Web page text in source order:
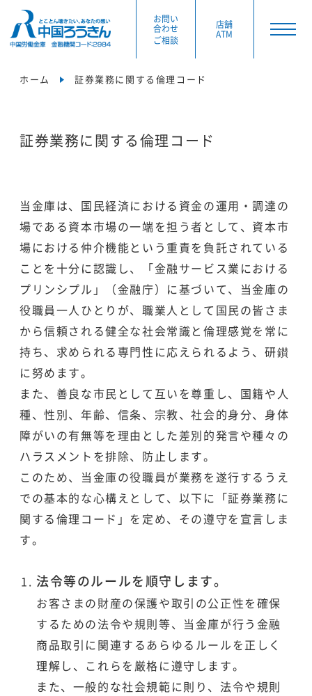
お問い
合わせ
ご相談
店舗
ATM
ホーム 証券業務に関する倫理コード
証券業務に関する倫理コード
当金庫は、国民経済における資金の運用・調達の
場である資本市場の一端を担う者として、資本市
場における仲介機能という重責を負託されている
ことを十分に認識し、「金融サービス業における
プリンシプル」（金融庁）に基づいて、当金庫の
役職員一人ひとりが、職業人として国民の皆さま
から信頼される健全な社会常識と倫理感覚を常に
持ち、求められる専門性に応えられるよう、研鑚
に努めます。
また、善良な市民として互いを尊重し、国籍や人
種、性別、年齢、信条、宗教、社会的身分、身体
障がいの有無等を理由とした差別的発言や種々の
ハラスメントを排除、防止します。
このため、当金庫の役職員が業務を遂行するうえ
での基本的な心構えとして、以下に「証券業務に
関する倫理コード」を定め、その遵守を宣言しま
す。
法令等のルールを順守します。
お客さまの財産の保護や取引の公正性を確保
するための法令や規則等、当金庫が行う金融
商品取引に関連するあらゆるルールを正しく
理解し、これらを厳格に遵守します。
また、一般的な社会規範に則り、法令や規則